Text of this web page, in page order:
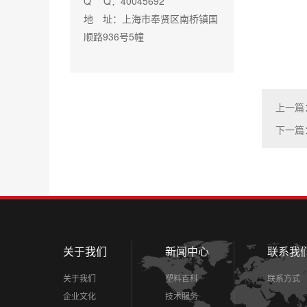
地 址：上海市奉贤区南桥镇国
顺路936号5幢
上一
下一
关于我们
关于我们
企业文化
新闻中心
塑料百科
技术服务
联系我
联系方式